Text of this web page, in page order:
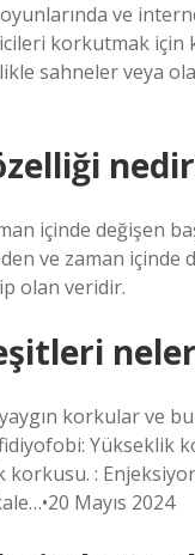
ve
korkutmak için
sahneler veya
içinde değişen
ve zaman içinde
olan veridir.
korkular ve
Yükseklik
korkusu. :
Mayıs 2024